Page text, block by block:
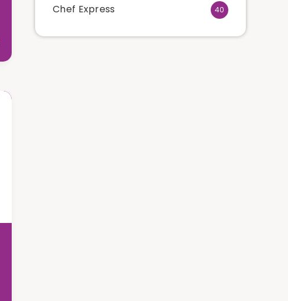
Chef Express 40